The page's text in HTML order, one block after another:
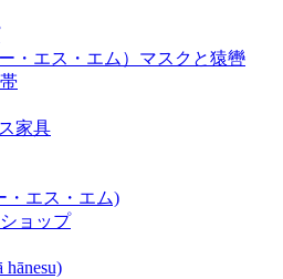
・エス・エム）マスクと猿轡
家具
・エス・エム)
ョップ